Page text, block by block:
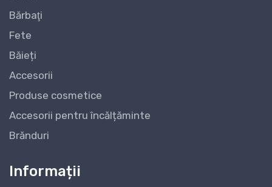
Bărbaţi
Fete
Băieți
Accesorii
Produse cosmetice
Accesorii pentru încălțăminte
Brănduri
Informații